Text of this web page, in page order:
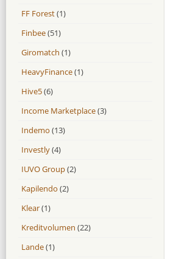
FF Forest(1)
Finbee(51)
Giromatch (1)
HeavyFinance(1)
Hive5(6)
Income Marketplace(3)
Indemo (13)
Investly(4)
IUVO Group(2)
Kapilendo (2)
Klear(1)
Kreditvolumen (22)
Lande(1)